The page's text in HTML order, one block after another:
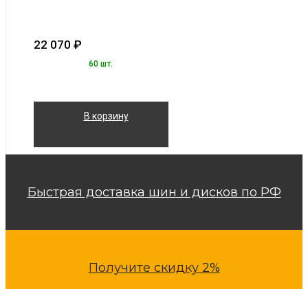
22 070 ₽
60 шт.
В корзину
Быстрая доставка шин и дисков по РФ
Получите скидку 2%